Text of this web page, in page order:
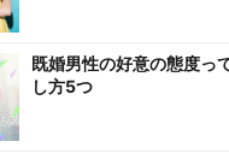
既婚男性の好意の態度っ
し方5つ